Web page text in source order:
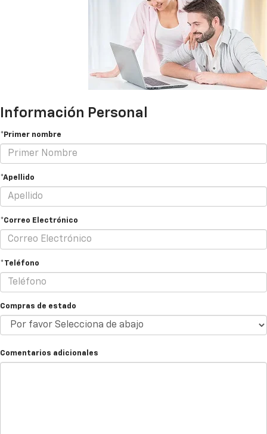
Información Personal
*Primer nombre
*Apellido
*Correo Electrónico
*Teléfono
Compras de estado
Comentarios adicionales